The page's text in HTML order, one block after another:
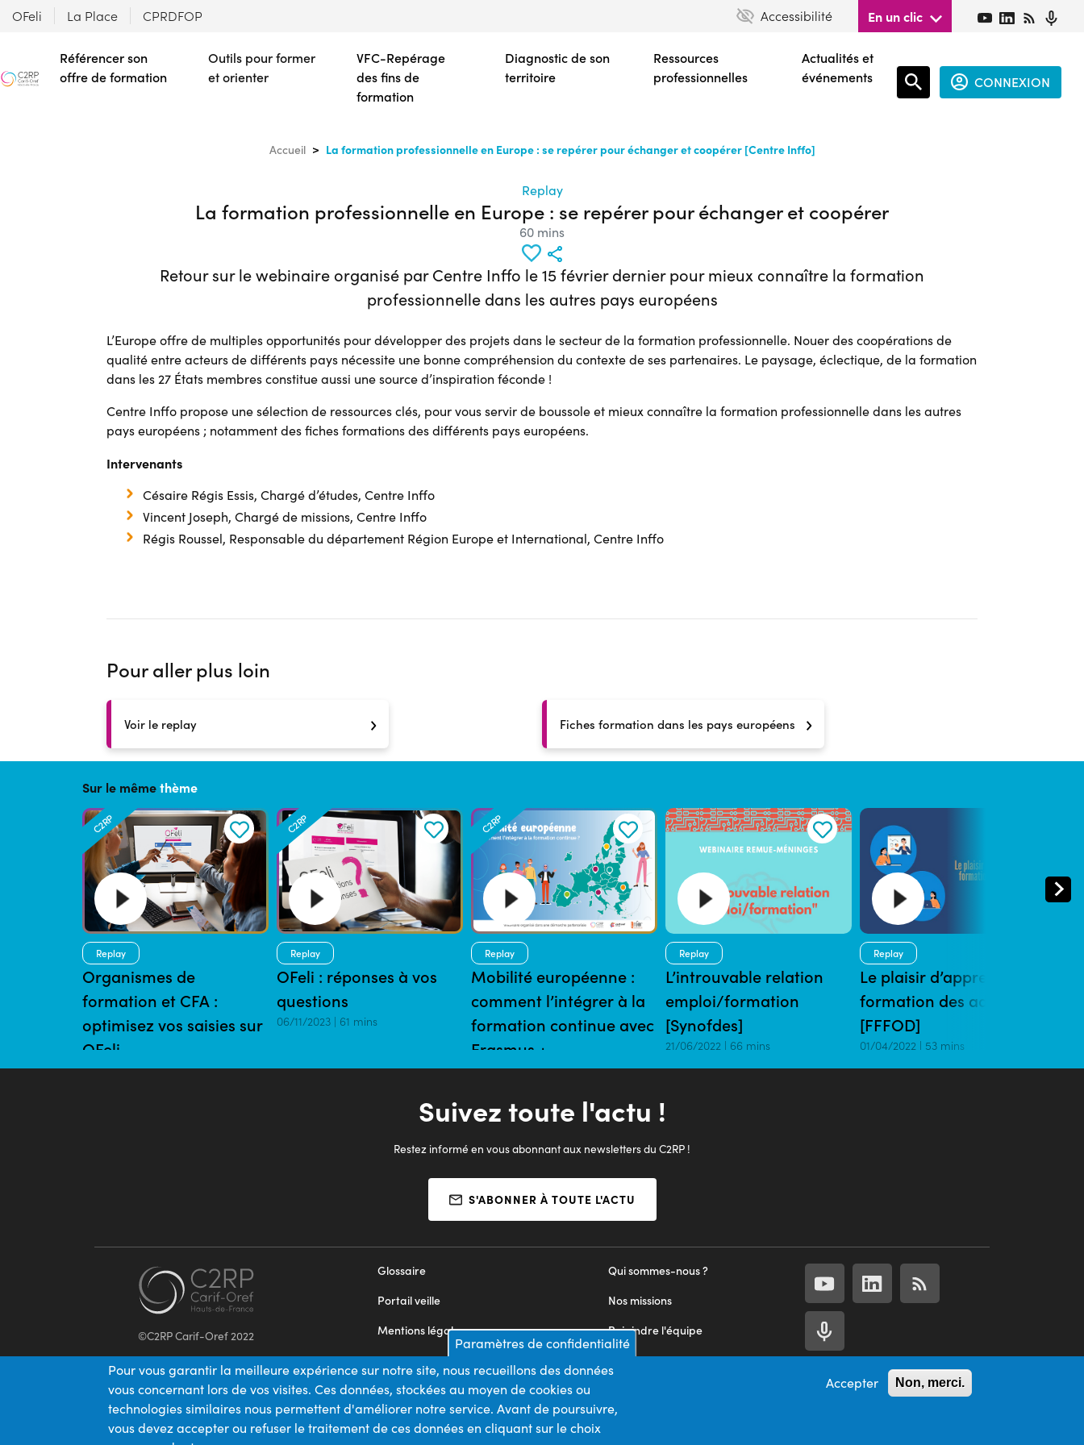
contenu
principal
OFeli La Place CPRDFOP Accessibilité En un clic
Référencer son
offre de formation
Outils pour former
et orienter
VFC-Repérage
des fins de
formation
Diagnostic de son
territoire
Ressources
professionnelles
Actualités et
événements
CONNEXION
Accueil La formation professionnelle en Europe : se repérer pour échanger et coopérer [Centre Inffo]
Replay
La formation professionnelle en Europe : se repérer pour échanger et coopérer
60 mins
Retour sur le webinaire organisé par Centre Inffo le 15 février dernier pour mieux connaître la formation
professionnelle dans les autres pays européens
L’Europe offre de multiples opportunités pour développer des projets dans le secteur de la formation professionnelle. Nouer des coopérations de
qualité entre acteurs de différents pays nécessite une bonne compréhension du contexte de ses partenaires. Le paysage, éclectique, de la formation
dans les 27 États membres constitue aussi une source d’inspiration féconde !
Centre Inffo propose une sélection de ressources clés, pour vous servir de boussole et mieux connaître la formation professionnelle dans les autres
pays européens ; notamment des fiches formations des différents pays européens.
Intervenants
Césaire Régis Essis, Chargé d’études, Centre Inffo
Vincent Joseph, Chargé de missions, Centre Inffo
Régis Roussel, Responsable du département Région Europe et International, Centre Inffo
Pour aller plus loin
Voir le replay Fiches formation dans les pays européens
Sur le mêmethème
C2RP
Replay
Organismes de
formation et CFA :
optimisez vos saisies sur
OFeli
29/01/2024 | 80 mins
C2RP
Replay
OFeli : réponses à vos
questions
06/11/2023 | 61 mins
C2RP
Replay
Mobilité européenne :
comment l’intégrer à la
formation continue avec
Erasmus +
01/06/2023 | 85 mins
Replay
L’introuvable relation
emploi/formation
[Synofdes]
21/06/2022 | 66 mins
Replay
Le plaisir d’apprendre en
formation des adultes
[FFFOD]
01/04/2022 | 53 mins
Suivez toute l'actu !
Restez informé en vous abonnant aux newsletters du C2RP !
S'ABONNER À TOUTE L'ACTU
©C2RP Carif-Oref 2022
Qui sommes-nous ?
Nos missions
Rejoindre l'équipe
Nous contacter
Glossaire
Portail veille
Mentions légales
Appels d'offres
Plan du site
Paramètres de confidentialité
Pour vous garantir la meilleure expérience sur notre site, nous recueillons des données
vous concernant lors de vos visites. Ces données, stockées au moyen de cookies ou
technologies similaires nous permettent d'améliorer notre service. Avant de poursuivre,
vous devez accepter ou refuser le traitement de ces données en cliquant sur le choix
Accepter Non, merci.